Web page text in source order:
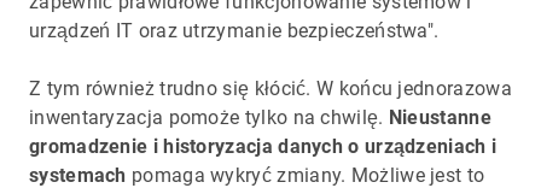
urządzeń IT oraz utrzymanie bezpieczeństwa".
Z tym również trudno się kłócić. W końcu jednorazowa
inwentaryzacja pomoże tylko na chwilę. Nieustanne
gromadzenie i historyzacja danych o urządzeniach i
systemach pomaga wykryć zmiany. Możliwe jest to